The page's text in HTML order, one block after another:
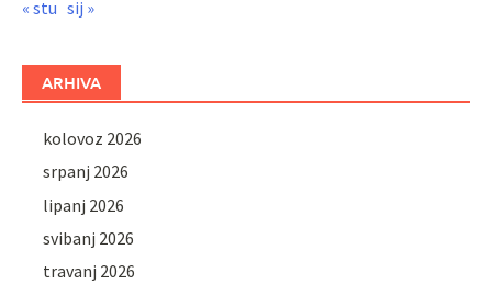
« stu sij »
ARHIVA
kolovoz 2026
srpanj 2026
lipanj 2026
svibanj 2026
travanj 2026